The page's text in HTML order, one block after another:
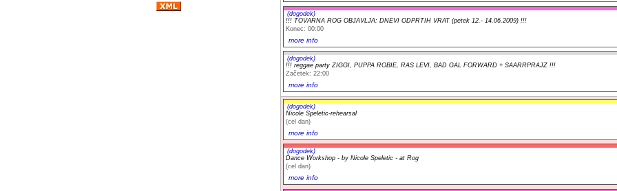
(dogodek)
!!! TOVARNA ROG OBJAVLJA: DNEVI ODPRTIH VRAT (petek 12.- 14.06.2009) !!!
Konec: 00:00
more info
(dogodek)
!!! reggae party ZIGGI, PUPPA ROBIE, RAS LEVI, BAD GAL FORWARD + SAARRPRAJZ !!!
Začetek: 22:00
more info
(dogodek)
Nicole Speletic-rehearsal
(cel dan)
more info
(dogodek)
Dance Workshop - by Nicole Speletic - at Rog
(cel dan)
more info